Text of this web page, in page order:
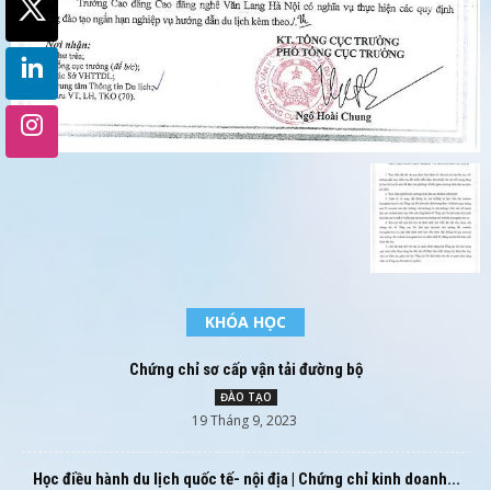
KHÓA HỌC
Chứng chỉ sơ cấp vận tải đường bộ
ĐÀO TẠO
19 Tháng 9, 2023
Học điều hành du lịch quốc tế- nội địa | Chứng chỉ kinh doanh...